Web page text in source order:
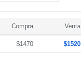
Compra Venta
$1470 $1520